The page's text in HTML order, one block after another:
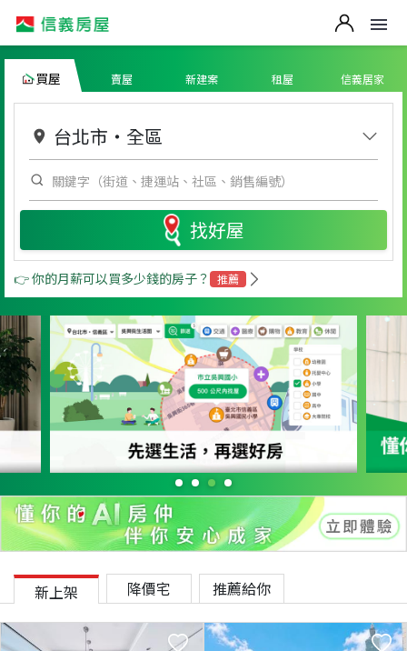
買屋 賣屋 新建案 租屋 信義居家
台北市 ・ 全區
找好屋
👉 你的月薪可以買多少錢的房子？ 推薦
新上架 降價宅 推薦給你